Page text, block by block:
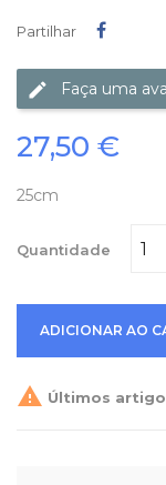
Partilhar
Faça uma
27,50 €
25cm
Quantidade
ADICIONAR AO
 Últimos